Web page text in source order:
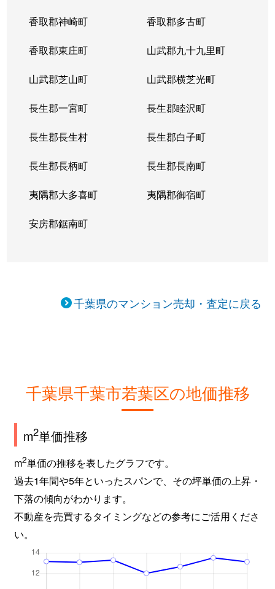
香取郡神崎町 香取郡多古町
香取郡東庄町 山武郡九十九里町
山武郡芝山町 山武郡横芝光町
長生郡一宮町 長生郡睦沢町
長生郡長生村 長生郡白子町
長生郡長柄町 長生郡長南町
夷隅郡大多喜町 夷隅郡御宿町
安房郡鋸南町
千葉県のマンション売却・査定に戻る
千葉県千葉市若葉区の地価推移
m2単価推移
m2単価の推移を表したグラフです。
過去1年間や5年といったスパンで、その坪単価の上昇・
下落の傾向がわかります。
不動産を売買するタイミングなどの参考にご活用くださ
い。